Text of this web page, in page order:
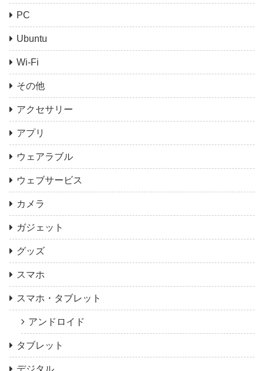
PC
Ubuntu
Wi-Fi
その他
アクセサリー
アプリ
ウェアラブル
ウェブサービス
カメラ
ガジェット
グッズ
スマホ
スマホ・タブレット
アンドロイド
タブレット